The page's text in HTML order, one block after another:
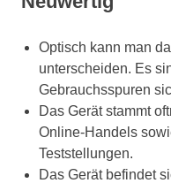
Optisch kann man
unterscheiden. Es
Gebrauchsspuren
Das Gerät stammt
Online-Handels
Teststellungen.
Das Gerät befindet